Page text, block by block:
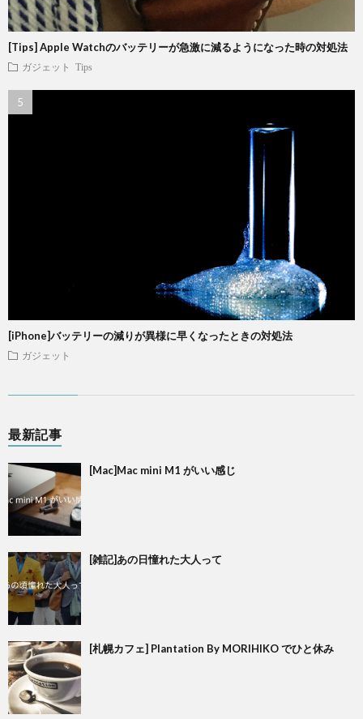
[Tips] Apple Watchのバッテリーが急激に減るようになった時の対処法
ガジェット Tips
[iPhone]バッテリーの減りが異様に早くなったときの対処法
ガジェット
最新記事
[Mac]Mac mini M1 がいい感じ
[雑記]あの日憧れた大人って
[札幌カフェ] Plantation By MORIHIKO でひと休み